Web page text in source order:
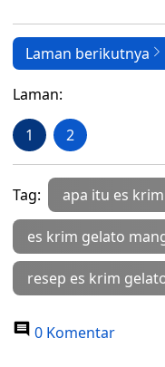
Laman berikutnya
Laman:
1 2
Tag: apa itu es
es krim gelato
resep es krim
0 Komentar